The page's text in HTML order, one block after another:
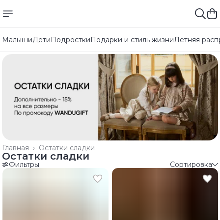
МалышиДетиПодросткиПодарки и стиль жизниЛетняя
Остатки сладки
Главная ›
Остатки сладки
Фильтры Сортировка